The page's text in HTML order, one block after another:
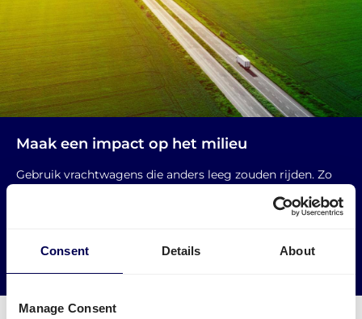
Consent Details About
Manage Consent
Maak een impact op het milieu
Gebruik vrachtwagens die anders leeg zouden rijden. Zo